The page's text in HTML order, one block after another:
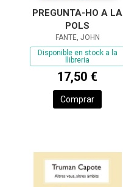
PREGUNTA-HO A LA
POLS
FANTE, JOHN
Disponible en stock a la
llibreria
17,50 €
Comprar